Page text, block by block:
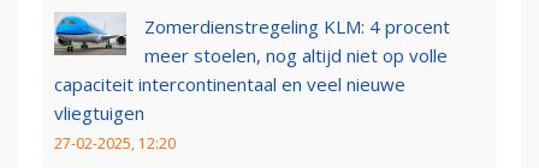
Zomerdienstregeling KLM: 4 procent
meer stoelen, nog altijd niet op volle
capaciteit intercontinentaal en veel nieuwe
vliegtuigen
27-02-2025, 12:20